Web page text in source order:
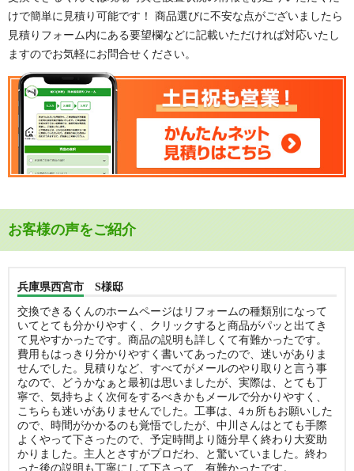
けで簡単に見積り可能です！ 商品選びに不安な点がございましたら
見積りフォーム内にある要望欄などに記載いただければ対応いたし
ますのでお気軽にお問合せください。
お客様の声をご紹介
兵庫県西宮市 S様邸
交換できるくんのホームページはリフォームの種類別になって
いてとても分かりやすく、クリックすると商品がパッと出てき
て見やすかったです。商品の説明も詳しくて有難かったです。
費用もはっきり分かりやすく書いてあったので、迷いがありま
せんでした。見積りなど、すべてがメールのやり取りと言う事
なので、どうかなぁと最初は思いましたが、実際は、とても丁
寧で、気持ちよく次何をするべきかもメールで分かりやすく、
こちらも迷いがありませんでした。工事は、4ヵ所もお願いした
ので、時間がかかるのも覚悟でしたが、中川さんはとても手際
よくやって下さったので、予定時間より随分早く終わり大変助
かりました。主人とさすがプロだわ、と驚いていました。終わ
った後の説明も丁寧にして下さって、有難かったです。